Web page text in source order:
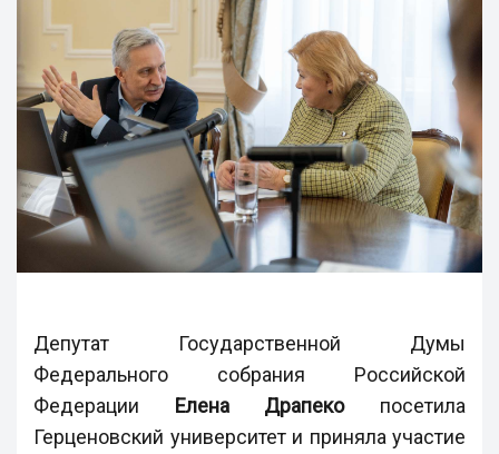
Депутат Государственной Думы
Федерального собрания Российской
Федерации Елена Драпекопосетила
Герценовский университет и приняла участие